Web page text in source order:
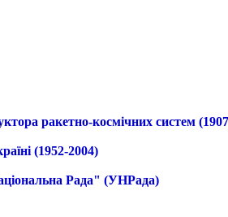
ракетно-космічних систем
(1952-2004)
Рада" (УНРада)